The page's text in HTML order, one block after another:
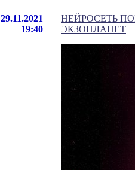
29.11.2021
19:40
НЕЙРОСЕТЬ
ЭКЗОПЛАНЕТ